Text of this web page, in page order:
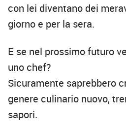
con lei diventano dei
giorno e per la sera.
E se nel prossimo futuro
uno chef?
Sicuramente saprebbero
genere culinario nuovo,
sapori.